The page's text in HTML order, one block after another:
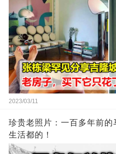
2023/03/11
珍贵老照片：一百多年前
生活都的！